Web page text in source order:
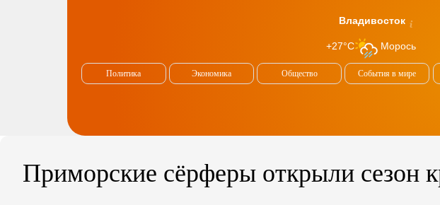
Владивосток
+27°C Морось
Политика Экономика Общество События в мире
Приморские сёрферы открыли сезон